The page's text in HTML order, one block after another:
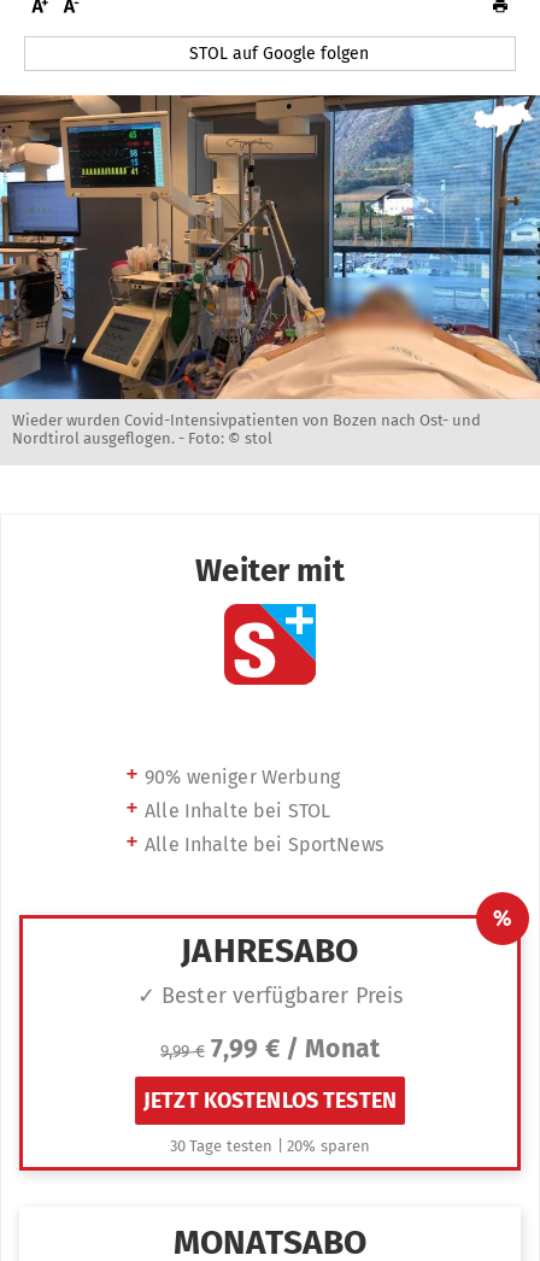
STOL auf Google folgen
Wieder wurden Covid-Intensivpatienten von Bozen nach Ost- und
Nordtirol ausgeflogen. - Foto: © stol